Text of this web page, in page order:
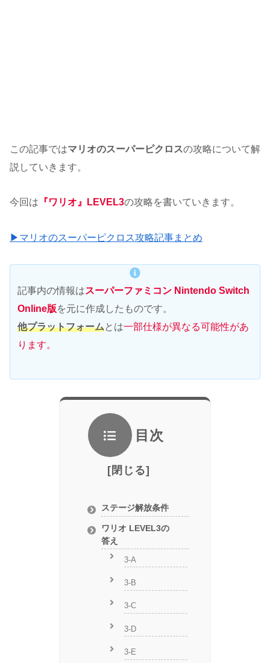
この記事ではマリオのスーパーピクロスの攻略について解
説していきます。
今回は 『ワリオ』LEVEL3の攻略を書いていきます。
▶マリオのスーパーピクロス攻略記事まとめ
記事内の情報はスーパーファミコン Nintendo Switch
Online版を元に作成したものです。
他プラットフォームとは一部仕様が異なる可能性があ
ります。
目次
ステージ解放条件
ワリオ LEVEL3の
答え
3-A
3-B
3-C
3-D
3-E